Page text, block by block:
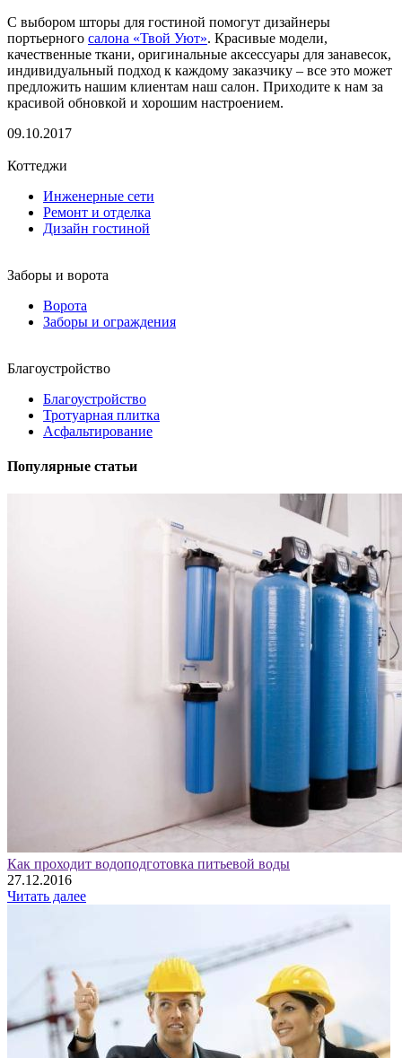
С выбором шторы для гостиной помогут дизайнеры
портьерного салона «Твой Уют». Красивые модели,
качественные ткани, оригинальные аксессуары для занавесок,
индивидуальный подход к каждому заказчику – все это может
предложить нашим клиентам наш салон. Приходите к нам за
красивой обновкой и хорошим настроением.
09.10.2017
Коттеджи
Инженерные сети
Ремонт и отделка
Дизайн гостиной
Заборы и ворота
Ворота
Заборы и ограждения
Благоустройство
Благоустройство
Тротуарная плитка
Асфальтирование
Популярные статьи
Как проходит водоподготовка питьевой воды
27.12.2016
Читать далее